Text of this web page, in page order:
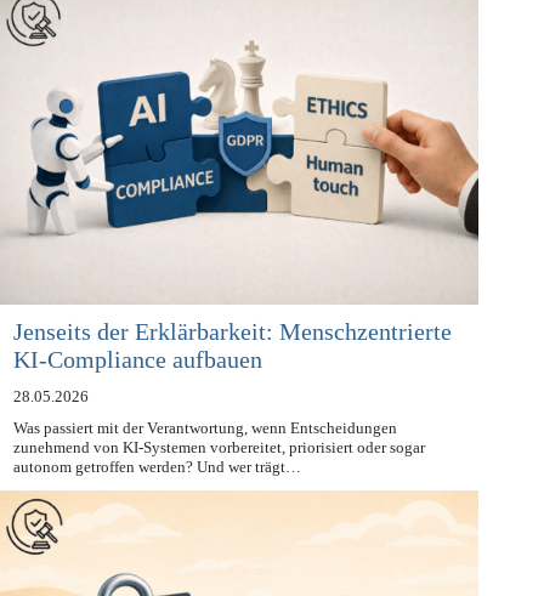
Jenseits der Erklärbarkeit: Menschzentrierte
KI-Compliance aufbauen
28.05.2026
Was passiert mit der Verantwortung, wenn Entscheidungen
zunehmend von KI-Systemen vorbereitet, priorisiert oder sogar
autonom getroffen werden? Und wer trägt…